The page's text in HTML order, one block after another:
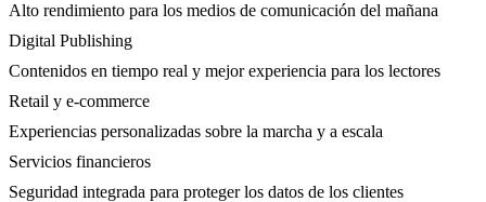
Alto rendimiento para los medios de comunicación del mañana
Digital Publishing
Contenidos en tiempo real y mejor experiencia para los lectores
Retail y e-commerce
Experiencias personalizadas sobre la marcha y a escala
Servicios financieros
Seguridad integrada para proteger los datos de los clientes